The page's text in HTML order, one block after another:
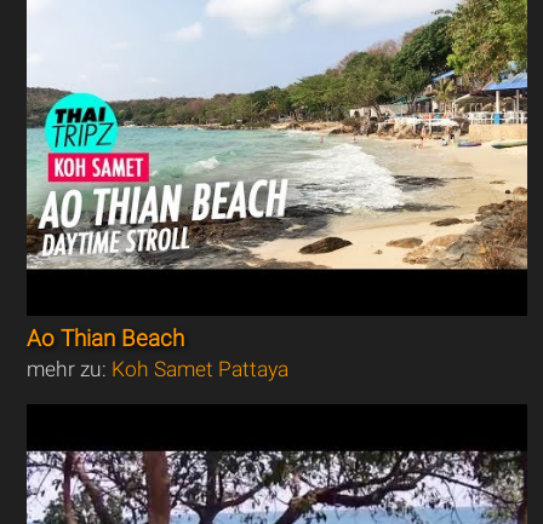
Ao Thian Beach
mehr zu: Koh Samet Pattaya